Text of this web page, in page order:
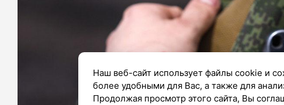
Наш веб-сайт использует файлы cookie и
более удобными для Вас, а также для
Продолжая просмотр этого сайта, Вы